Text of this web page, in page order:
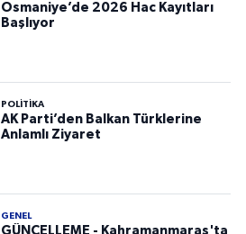
Osmaniye’de 2026 Hac Kayıtları
Başlıyor
POLITIKA
AK Parti’den Balkan Türklerine
Anlamlı Ziyaret
GENEL
GÜNCELLEME - Kahramanmaraş'ta